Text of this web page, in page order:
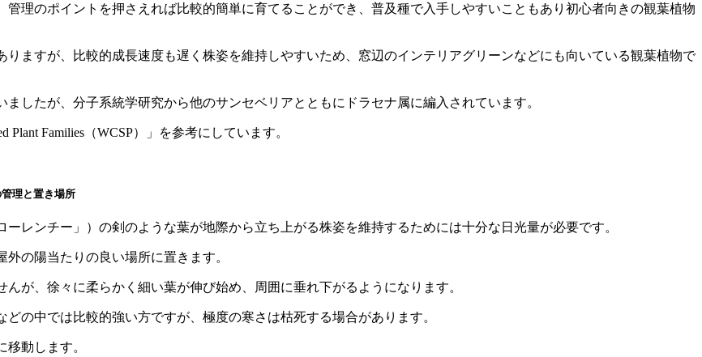
理のポイントを押さえれば比較的簡単に育てることができ、普及種で入手しやすいこともあり初心者向きの観葉植物
ますが、比較的成長速度も遅く株姿を維持しやすいため、窓辺のインテリアグリーンなどにも向いている観葉植物で
したが、分子系統学研究から他のサンセベリアとともにドラセナ属に編入されています。
Plant Families（WCSP）」を参考にしています。
理と置き場所
レンチー」）の剣のような葉が地際から立ち上がる株姿を維持するためには十分な日光量が必要です。
の陽当たりの良い場所に置きます。
が、徐々に柔らかく細い葉が伸び始め、周囲に垂れ下がるようになります。
の中では比較的強い方ですが、極度の寒さは枯死する場合があります。
動します。